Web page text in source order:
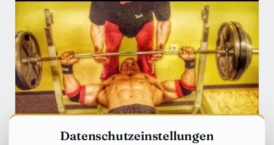
Datenschutzeinstellungen